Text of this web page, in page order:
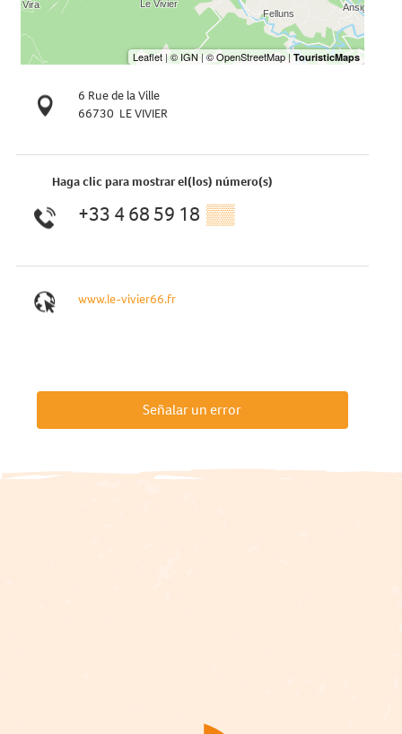
6 Rue de la Ville
66730 LE VIVIER
Haga clic para mostrar el(los) número(s)
+33 4 68 59 18 ▒▒
www.le-vivier66.fr
Señalar un error